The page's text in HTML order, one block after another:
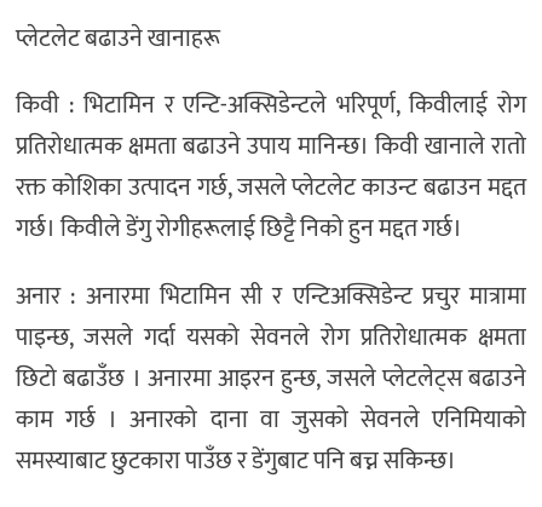
प्लेटलेट बढाउने खानाहरू
किवी : भिटामिन र एन्टि-अक्सिडेन्टले भरिपूर्ण, किवीलाई रोग
प्रतिरोधात्मक क्षमता बढाउने उपाय मानिन्छ। किवी खानाले रातो
रक्त कोशिका उत्पादन गर्छ, जसले प्लेटलेट काउन्ट बढाउन मद्दत
गर्छ। किवीले डेंगु रोगीहरूलाई छिट्टै निको हुन मद्दत गर्छ।
अनार : अनारमा भिटामिन सी र एन्टिअक्सिडेन्ट प्रचुर मात्रामा
पाइन्छ, जसले गर्दा यसको सेवनले रोग प्रतिरोधात्मक क्षमता
छिटो बढाउँछ । अनारमा आइरन हुन्छ, जसले प्लेटलेट्स बढाउने
काम गर्छ । अनारको दाना वा जुसको सेवनले एनिमियाको
समस्याबाट छुटकारा पाउँछ र डेंगुबाट पनि बच्न सकिन्छ।